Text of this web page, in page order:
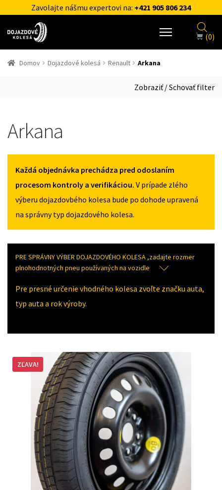
Zavolajte nášmu expertovi na: +421 905 806 234
(0)
Domov Dojazdové kolesá Renault Arkana
Zobraziť / Schovať filter
Arkana
Každá objednávka prechádza pred odoslaním
procesom kontroly a verifikáciou. V prípade zlého
výberu dojazdovbého kolesa bude po dohode upravená
na správny typ dojazdového kolesa.
PRE SPRÁVNY VÝBER DOJAZDOVÉHO KOLESA ,zadajte rozmer
plnohodnotných pneu používaných na vozidle
Pre presné určenie vhodného kolesa zvoľte značku auta,
typ auta a rok výroby.
ZĽAVA!